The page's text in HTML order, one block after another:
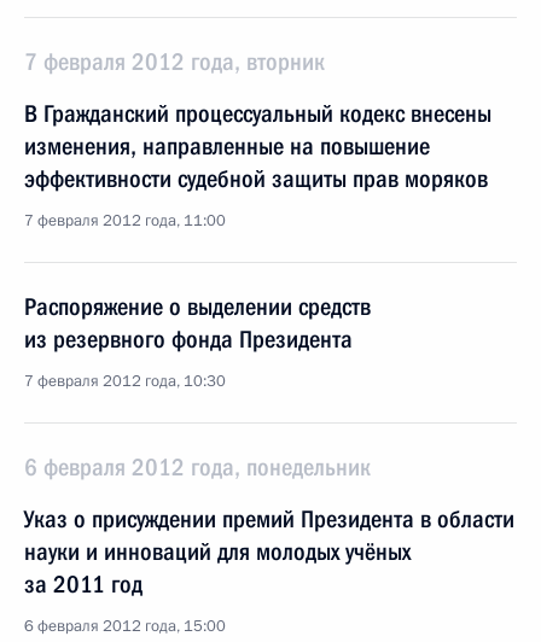
7 февраля 2012 года, вторник
В Гражданский процессуальный кодекс внесены
изменения, направленные на повышение
эффективности судебной защиты прав моряков
7 февраля 2012 года, 11:00
Распоряжение о выделении средств
из резервного фонда Президента
7 февраля 2012 года, 10:30
6 февраля 2012 года, понедельник
Указ о присуждении премий Президента в области
науки и инноваций для молодых учёных
за 2011 год
6 февраля 2012 года, 15:00